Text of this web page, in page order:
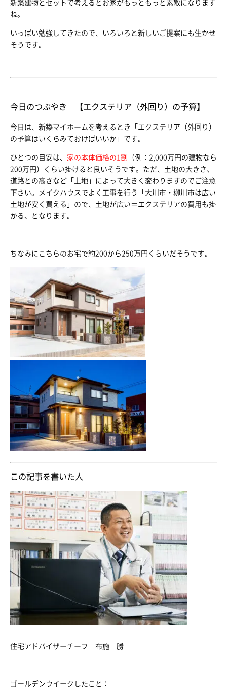
新築建物とセットで考えるとお家がもっともっと素敵になります
ね。
いっぱい勉強してきたので、いろいろと新しいご提案にも生かせ
そうです。
今日のつぶやき 【エクステリア（外回り）の予算】
今日は、新築マイホームを考えるとき「エクステリア（外回り）
の予算はいくらみておけばいいか」です。
ひとつの目安は、 家の本体価格の1割
（例：2,000万円の建物なら
200万円）くらい掛けると良いそうです。ただ、土地の大きさ、
道路との高さなど「土地」によって大きく変わりますのでご注意
下さい。メイクハウスでよく工事を行う「大川市・柳川市は広い
土地が安く買える」ので、土地が広い＝エクステリアの費用も掛
かる、となります。
ちなみにこちらのお宅で約200から250万円くらいだそうです。
この記事を書いた人
住宅アドバイザーチーフ 布施 勝
ゴールデンウイークしたこと：